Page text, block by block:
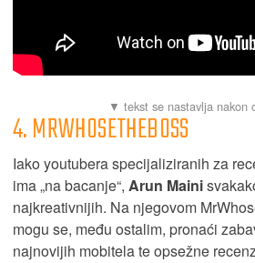
4. MRWHOSETHEBOSS
Iako youtubera specijaliziranih za
ima „na bacanje“, Arun Maini
najkreativnijih. Na njegovom
mogu se, među ostalim, pronaći
najnovijih mobitela te opsežne